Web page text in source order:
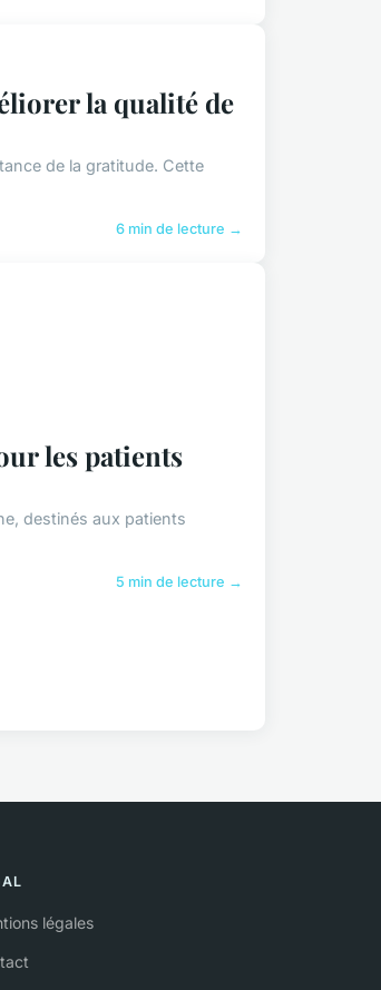
la qualité de
de la gratitude. Cette
6 min de lecture →
les patients
destinés aux patients
5 min de lecture →
légales